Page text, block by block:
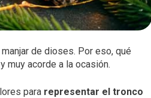
de dioses. Por eso, qué
y muy acorde a la ocasión.
para representar el tronco